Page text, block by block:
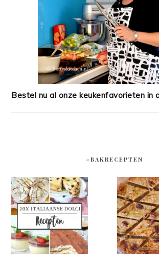
Bestel nu al onze keukenfavorieten in
#BAKRECEPTEN